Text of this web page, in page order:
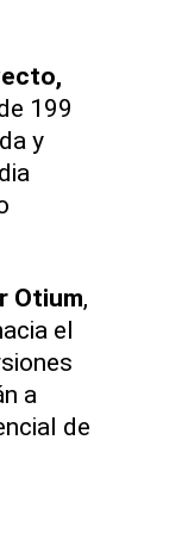
199
y
Otium,
el
a
de